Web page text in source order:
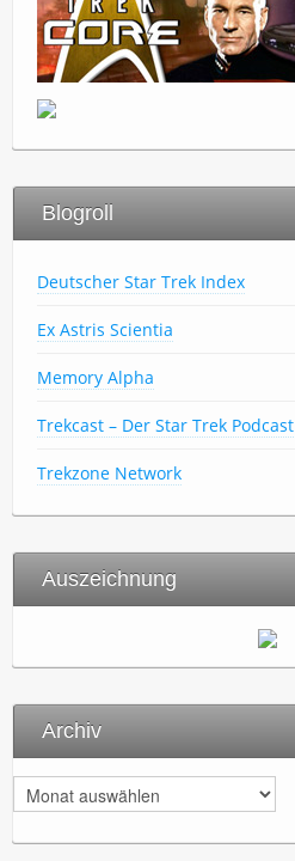
Blogroll
Deutscher Star Trek Index
Ex Astris Scientia
Memory Alpha
Trekcast – Der Star Trek Podcast
Trekzone Network
Auszeichnung
Archiv
r